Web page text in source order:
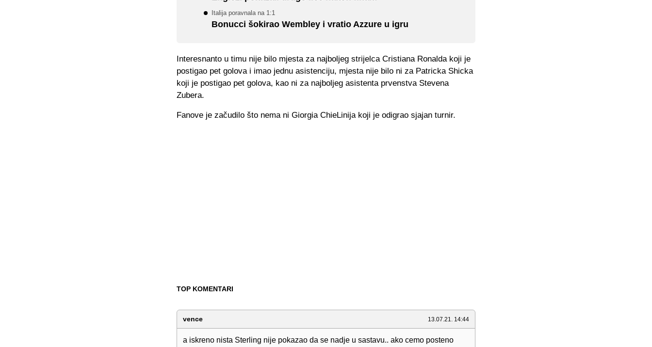
Italija poravnala na 1:1
Bonucci šokirao Wembley i vratio Azzure u igru
Interesnanto u timu nije bilo mjesta za najboljeg strijelca Cristiana Ronalda koji je
postigao pet golova i imao jednu asistenciju, mjesta nije bilo ni za Patricka Shicka
koji je postigao pet golova, kao ni za najboljeg asistenta prvenstva Stevena
Zubera.
Fanove je začudilo što nema ni Giorgia ChieLinija koji je odigrao sjajan turnir.
TOP KOMENTARI
vence 13.07.21. 14:44
a iskreno nista Sterling nije pokazao da se nadje u sastavu.. ako cemo posteno